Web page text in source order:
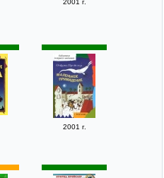
2001 г.
2001 г.